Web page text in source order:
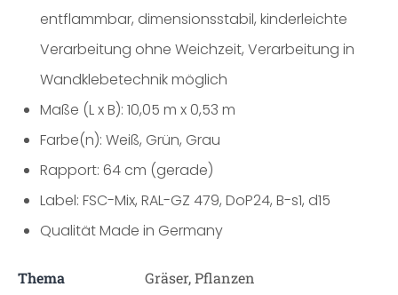
entflammbar, dimensionsstabil, kinderleichte
Verarbeitung ohne Weichzeit, Verarbeitung in
Wandklebetechnik möglich
Maße (L x B): 10,05 m x 0,53 m
Farbe(n): Weiß, Grün, Grau
Rapport: 64 cm (gerade)
Label: FSC-Mix, RAL-GZ 479, DoP24, B-s1, d15
Qualität Made in Germany
Thema Gräser, Pflanzen